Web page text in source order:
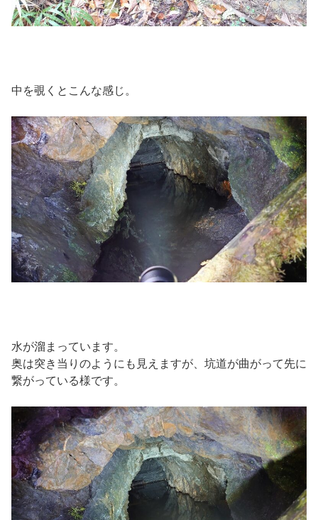
中を覗くとこんな感じ。
水が溜まっています。
奥は突き当りのようにも見えますが、坑道が曲がって先に
繋がっている様です。